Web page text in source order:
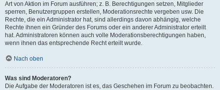
Art von Aktion im Forum ausführen; z. B. Berechtigungen setzen, Mitglieder
sperren, Benutzergruppen erstellen, Moderationsrechte vergeben usw. Die
Rechte, die ein Administrator hat, sind allerdings davon abhängig, welche
Rechte ihnen ein Gründer des Forums oder ein anderer Administrator erteilt
hat. Administratoren können auch volle Moderationsberechtigungen haben,
wenn ihnen das entsprechende Recht erteilt wurde.
Nach oben
Was sind Moderatoren?
Die Aufgabe der Moderatoren ist es, das Geschehen im Forum zu beobachten.